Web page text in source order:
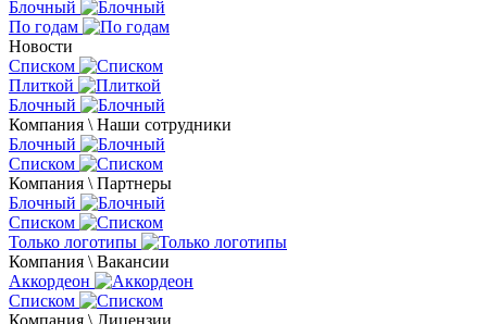
Блочный
По годам
Новости
Списком
Плиткой
Блочный
Компания \ Наши сотрудники
Блочный
Списком
Компания \ Партнеры
Блочный
Списком
Только логотипы
Компания \ Вакансии
Аккордеон
Списком
Компания \ Лицензии